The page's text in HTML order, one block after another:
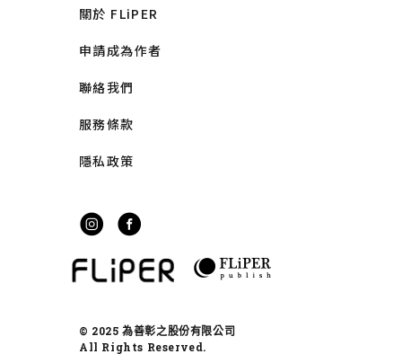
關於 FLiPER
申請成為作者
聯絡我們
服務條款
隱私政策
© 2025 為善彰之股份有限公司
All Rights Reserved.